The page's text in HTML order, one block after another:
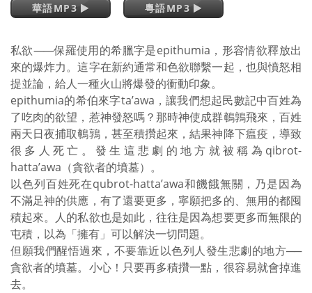
華語MP3 粵語MP3
私欲——保羅使用的希臘字是epithumia，形容情欲釋放出
來的爆炸力。這字在新約通常和色欲聯繫一起，也與憤怒相
提並論，給人一種火山將爆發的衝動印象。
epithumia的希伯來字ta’awa，讓我們想起民數記中百姓為
了吃肉的欲望，惹神發怒嗎？那時神使成群鵪鶉飛來，百姓
兩天日夜捕取鵪鶉，甚至積攢起來，結果神降下瘟疫，導致
很多人死亡。發生這悲劇的地方就被稱為qibrot-
hatta’awa（貪欲者的墳墓）。
以色列百姓死在qubrot-hatta’awa和饑餓無關，乃是因為
不滿足神的供應，有了還要更多，寧願把多的、無用的都囤
積起來。人的私欲也是如此，往往是因為想要更多而無限的
屯積，以為「擁有」可以解決一切問題。
但願我們醒悟過來，不要靠近以色列人發生悲劇的地方──
貪欲者的墳墓。小心！只要再多積攢一點，很容易就會掉進
去。